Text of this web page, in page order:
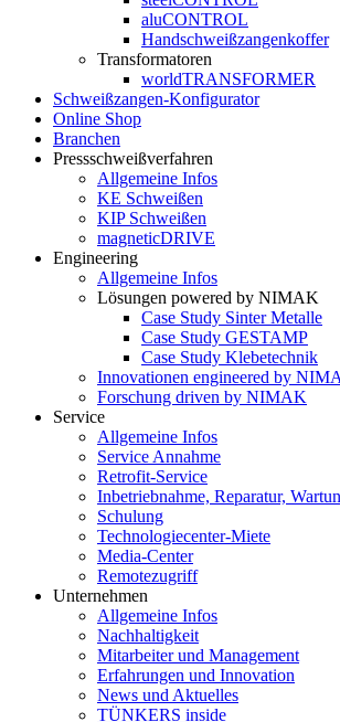
aluCONTROL
Handschweißzangenkoffer
Transformatoren
worldTRANSFORMER
Schweißzangen-Konfigurator
Online Shop
Branchen
Pressschweißverfahren
Allgemeine Infos
KE Schweißen
KIP Schweißen
magneticDRIVE
Engineering
Allgemeine Infos
Lösungen powered by NIMAK
Case Study Sinter Metalle
Case Study GESTAMP
Case Study Klebetechnik
Innovationen engineered by
Forschung driven by NIMAK
Service
Allgemeine Infos
Service Annahme
Retrofit-Service
Inbetriebnahme, Reparatur,
Schulung
Technologiecenter-Miete
Media-Center
Remotezugriff
Unternehmen
Allgemeine Infos
Nachhaltigkeit
Mitarbeiter und Management
Erfahrungen und Innovation
News und Aktuelles
TÜNKERS inside